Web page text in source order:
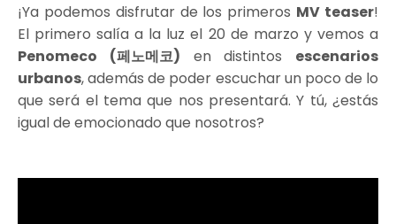
¡Ya podemos disfrutar de los primeros MV teaser!
El primero salía a la luz el 20 de marzo y vemos a
Penomeco (페노메코) en distintos escenarios
urbanos, además de poder escuchar un poco de lo
que será el tema que nos presentará. Y tú, ¿estás
igual de emocionado que nosotros?